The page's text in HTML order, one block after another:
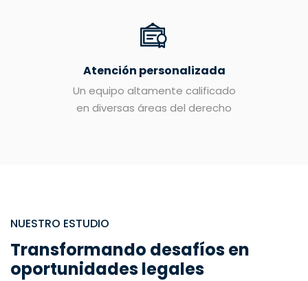
Atención personalizada
Un equipo altamente calificado
en diversas áreas del derecho
NUESTRO ESTUDIO
Transformando desafíos en
oportunidades legales